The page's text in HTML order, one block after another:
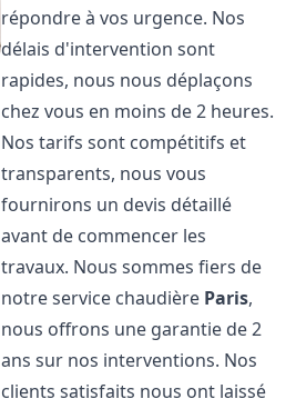
répondre à vos urgence. Nos
délais d'intervention sont
rapides, nous nous déplaçons
chez vous en moins de 2 heures.
Nos tarifs sont compétitifs et
transparents, nous vous
fournirons un devis détaillé
avant de commencer les
travaux. Nous sommes fiers de
notre service chaudière Paris,
nous offrons une garantie de 2
ans sur nos interventions. Nos
clients satisfaits nous ont laissé